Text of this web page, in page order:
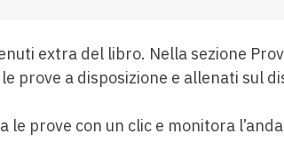
extra del libro. Nella sezione
prove a disposizione e allenati sul
le prove con un clic e monitora